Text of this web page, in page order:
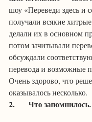
шоу «Переведи здесь и
получали всякие
делали их в основном
потом зачитывали
обсуждали
перевода и возможные
Очень здорово, что
оказывалось несколько.
2.	Что запомнилось.